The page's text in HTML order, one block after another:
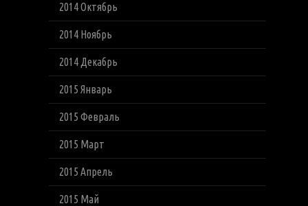
2014 Октябрь
2014 Ноябрь
2014 Декабрь
2015 Январь
2015 Февраль
2015 Март
2015 Апрель
2015 Май